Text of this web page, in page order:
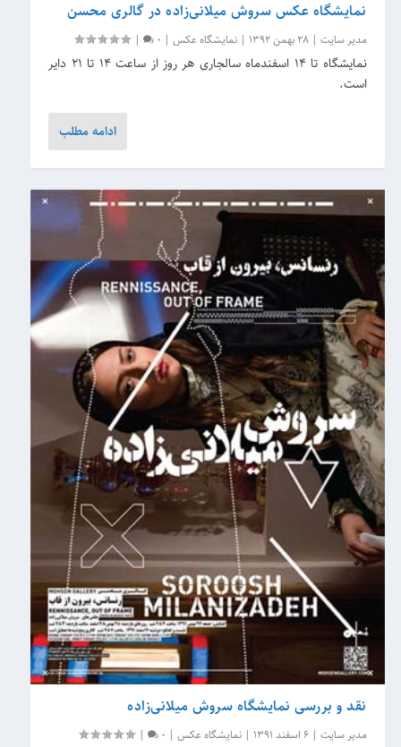
نمایشگاه عکس سروش میلانی‌زاده در گالری محسن
مدیر سایت |28 بهمن 1392 |نمایشگاه عکس |
0
|
نمایشگاه تا ۱۴ اسفندماه سالجاری هر روز از ساعت ۱۴ تا ۲۱ دایر
است.
ادامه مطلب
نقد و بررسی نمایشگاه سروش میلانی‌زاده
مدیر سایت |6 اسفند 1391 |نمایشگاه عکس |
0
|